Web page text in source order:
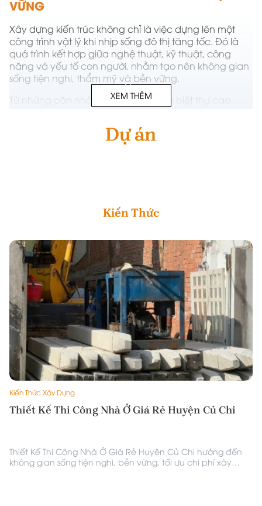
VỮNG
Xây dựng kiến trúc không chỉ là việc dựng lên một
công trình vật lý khi nhịp sống đô thị tăng tốc. Đó là
quá trình kết hợp giữa nghệ thuật, kỹ thuật, công
năng và yếu tố con người, nhằm tạo nên không gian
sống tiện nghi, thẩm mỹ và bền vững.
Từ những căn nhà phố nhỏ gọn đến biệt thự cao
phức hợp – mỗi công trình đều là kết quả của tư duy
sáng tạo, tầm nhìn dài hạn và kỹ năng kỹ thuật được
XEM THÊM
Dự án
Kiến Thức
Kiến Thức Xây Dựng
Thiết Kế Thi Công Nhà Ở Giá Rẻ Huyện Củ Chi
Thiết Kế Thi Công Nhà Ở Giá Rẻ Huyện Củ Chi hướng đến
không gian sống tiện nghi, bền vững, tối ưu chi phí xây